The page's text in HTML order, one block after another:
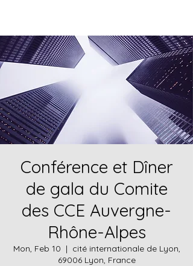
Conférence et Dîner
de gala du Comite
des CCE Auvergne-
Rhône-Alpes
Mon, Feb 10
  |
cité internationale de Lyon,
69006 Lyon, France